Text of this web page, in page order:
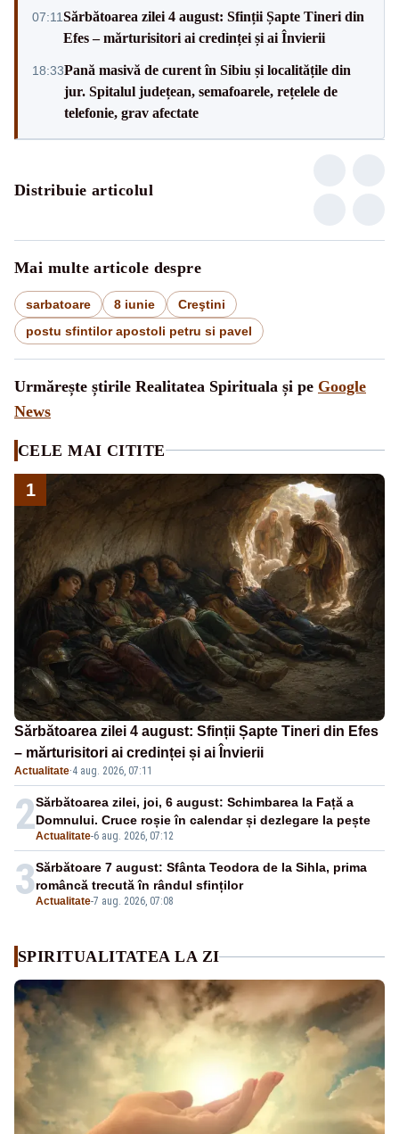
07:11Sărbătoarea zilei 4 august: Sfinții Șapte Tineri din
Efes – mărturisitori ai credinței și ai Învierii
18:33Pană masivă de curent în Sibiu și localitățile din
jur. Spitalul județean, semafoarele, rețelele de
telefonie, grav afectate
Distribuie articolul
Mai multe articole despre
sarbatoare 8 iunie
Creştini
postu sfintilor apostoli petru si pavel
Urmărește știrile Realitatea Spirituala și pe Google
News
CELE MAI CITITE
1
Sărbătoarea zilei 4 august: Sfinții Șapte Tineri din Efes
– mărturisitori ai credinței și ai Învierii
Actualitate·4 aug. 2026, 07:11
2Actualitate-6 aug. 2026, 07:12
Sărbătoarea zilei, joi, 6 august: Schimbarea la Față a
Domnului. Cruce roșie în calendar și dezlegare la pește
3Actualitate-7 aug. 2026, 07:08
Sărbătoare 7 august: Sfânta Teodora de la Sihla, prima
româncă trecută în rândul sfinților
SPIRITUALITATEA LA ZI